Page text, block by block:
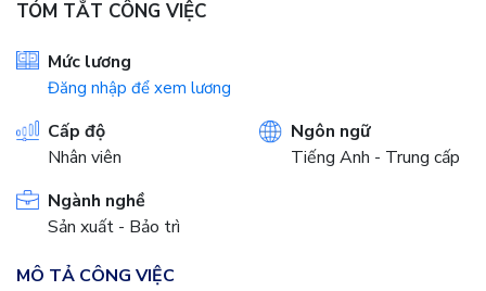
TÓM TẮT CÔNG VIỆC
Mức lương
Đăng nhập để xem lương
Cấp độ
Nhân viên
Ngôn ngữ
Tiếng Anh - Trung cấp
Ngành nghề
Sản xuất - Bảo trì
MÔ TẢ CÔNG VIỆC